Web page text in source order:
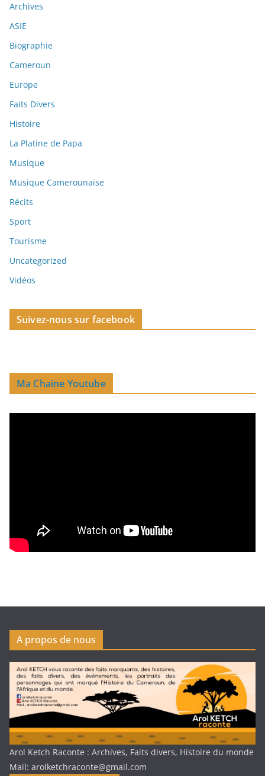
Archives
ASIE
Biographie
Cameroun
Europe
Faits Divers
Histoire
La Platine de Papa
Musique
Musique Camerounaise
Récits
Sport
Tourisme
Uncategorized
Vidéos
Suivez-nous sur facebook
Ma Chaine Youtube
A propos de nous
Arol Ketch Raconte : Archives, Faits divers, Histoire du monde
Mail: arolketchraconte@gmail.com